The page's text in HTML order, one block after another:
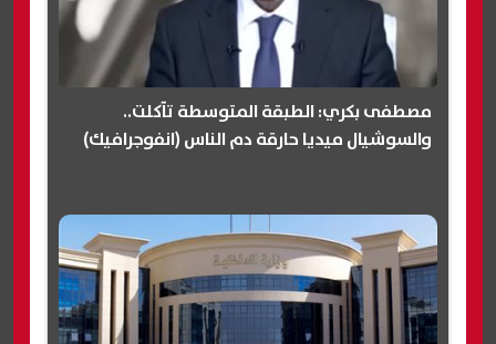
مصطفى بكري: الطبقة المتوسطة تآكلت..
والسوشيال ميديا حارقة دم الناس (انفوجرافيك)